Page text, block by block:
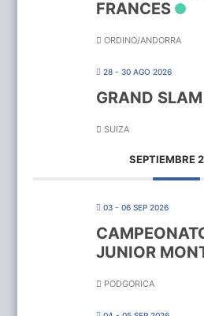
FRANCES
ORDINO/ANDORRA
28 - 30 AGO 2026
GRAND
SUIZA
SEPTIEMBRE
03 - 06 SEP 2026
JUNIOR
PODGORICA